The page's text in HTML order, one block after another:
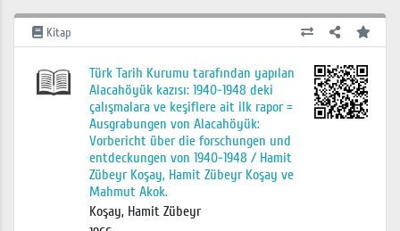
Kitap
Türk Tarih Kurumu tarafından yapılan
Alacahöyük kazısı: 1940-1948 deki
çalışmalara ve keşiflere ait ilk rapor =
Ausgrabungen von Alacahöyük:
Vorbericht über die forschungen und
entdeckungen von 1940-1948 / Hamit
Zübeyr Koşay, Hamit Zübeyr Koşay ve
Mahmut Akok.
Koşay, Hamit Zübeyr